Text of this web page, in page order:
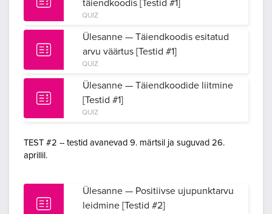
täiendkoodis [Testid #1]
QUIZ
Ülesanne — Täiendkoodis esitatud
arvu väärtus [Testid #1]
QUIZ
Ülesanne — Täiendkoodide liitmine
[Testid #1]
QUIZ
TEST #2 -- testid avanevad 9. märtsil ja suguvad 26.
aprillil.
Ülesanne — Positiivse ujupunktarvu
leidmine [Testid #2]